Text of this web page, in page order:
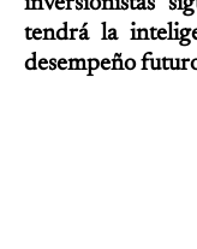
tendrá la
desempeño